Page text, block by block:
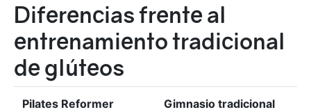
Diferencias frente al
entrenamiento tradicional
de glúteos
Pilates Reformer Gimnasio tradicional